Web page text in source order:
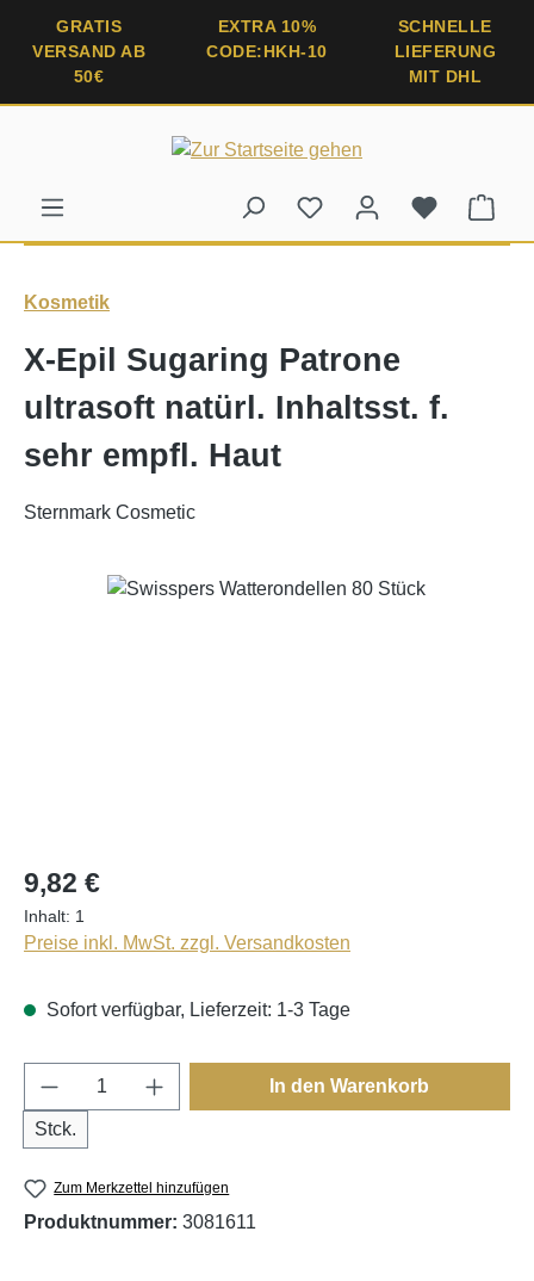
springen
GRATIS
VERSAND AB
50€
EXTRA 10%
CODE:HKH-10
SCHNELLE
LIEFERUNG
MIT DHL
Kosmetik
X-Epil Sugaring Patrone
ultrasoft natürl. Inhaltsst. f.
sehr empfl. Haut
Sternmark Cosmetic
Bildergalerie überspringen
9,82 €
Inhalt: 1
Preise inkl. MwSt. zzgl. Versandkosten
Sofort verfügbar, Lieferzeit: 1-3 Tage
Produkt Anzahl: Gib den gewünschten
Stck.
In den Warenkorb
Zum Merkzettel hinzufügen
Produktnummer: 3081611